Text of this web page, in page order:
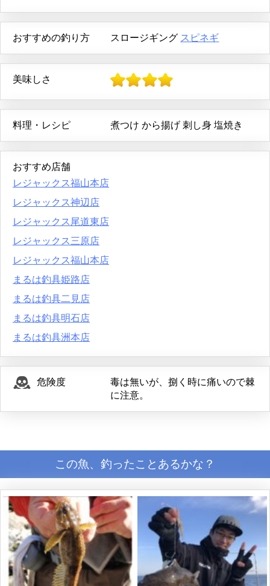
おすすめの釣り方 スロージギング スピネギ
美味しさ
料理・レシピ 煮つけ から揚げ 刺し身 塩焼き
おすすめ店舗
レジャックス福山本店
レジャックス神辺店
レジャックス尾道東店
レジャックス三原店
レジャックス福山本店
まるは釣具姫路店
まるは釣具二見店
まるは釣具明石店
まるは釣具洲本店
危険度
毒は無いが、捌く時に痛いので棘
に注意。
この魚、釣ったことあるかな？